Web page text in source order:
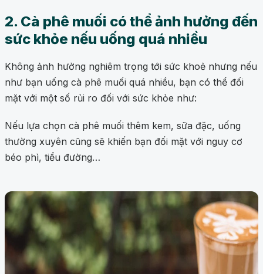
2. Cà phê muối có thể ảnh hưởng đến
sức khỏe nếu uống quá nhiều
Không ảnh hưởng nghiêm trọng tới sức khoẻ nhưng nếu
như bạn uống cà phê muối quá nhiều, bạn có thể đối
mặt với một số rủi ro đối với sức khỏe như:
Nếu lựa chọn cà phê muối thêm kem, sữa đặc, uống
thường xuyên cũng sẽ khiến bạn đối mặt với nguy cơ
béo phì, tiểu đường…